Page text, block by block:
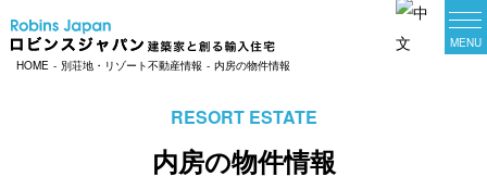
HOME 別荘地・リゾート不動産情報 内房の物件情報
RESORT ESTATE
内房の物件情報
家づくりの相談
ロビンスジャパンについて